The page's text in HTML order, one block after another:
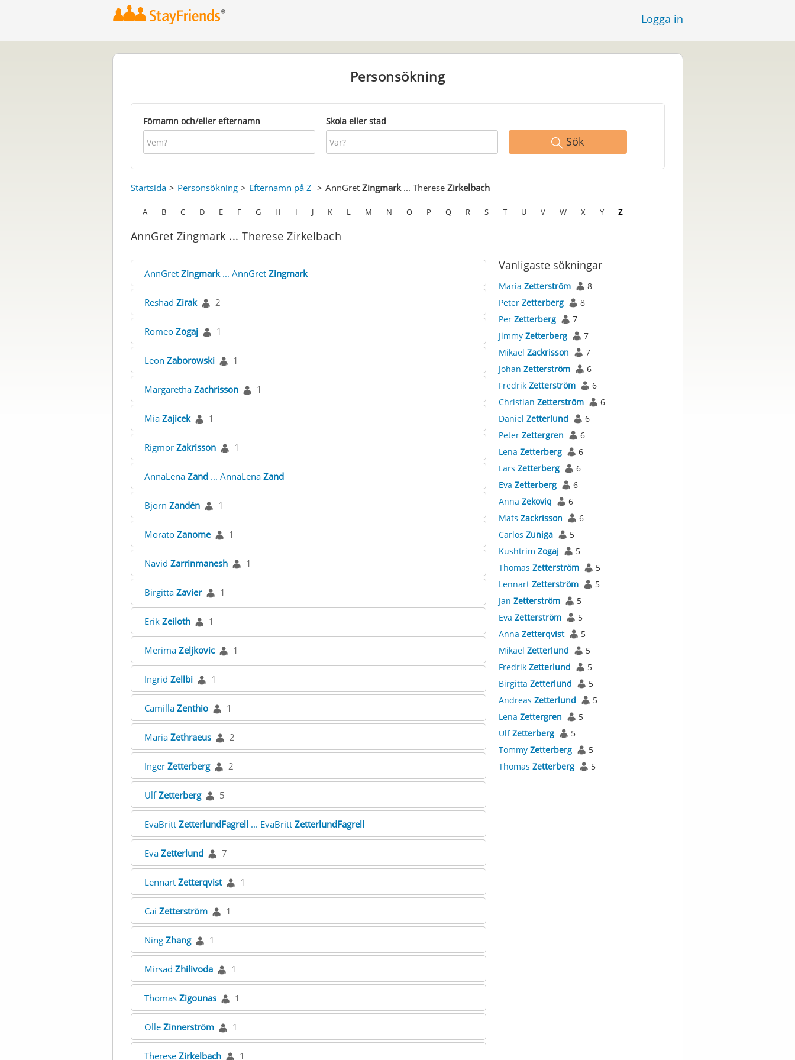
Logga in
Personsökning
Förnamn och/eller efternamn Skola eller stad
Sök
Startsida Personsökning Efternamn på Z AnnGret Zingmark... Therese Zirkelbach
A B C D E F G H I J K L M N O P Q R S T U V W X Y Z
AnnGret Zingmark ... Therese Zirkelbach
AnnGret Zingmark... AnnGret Zingmark
Reshad Zirak 2
Romeo Zogaj 1
Leon Zaborowski 1
Margaretha Zachrisson 1
Mia Zajicek 1
Rigmor Zakrisson 1
AnnaLena Zand... AnnaLena Zand
Björn Zandén 1
Morato Zanome 1
Navid Zarrinmanesh 1
Birgitta Zavier 1
Erik Zeiloth 1
Merima Zeljkovic 1
Ingrid Zellbi 1
Camilla Zenthio 1
Maria Zethraeus 2
Inger Zetterberg 2
UlfZetterberg 5
EvaBritt ZetterlundFagrell ... EvaBritt ZetterlundFagrell
Eva Zetterlund 7
Lennart Zetterqvist 1
Cai Zetterström 1
Ning Zhang 1
Mirsad Zhilivoda 1
Thomas Zigounas 1
Olle Zinnerström 1
Therese Zirkelbach 1
Vanligaste sökningar
Maria Zetterström
8
Peter Zetterberg
8
Per Zetterberg
7
Jimmy Zetterberg
7
Mikael Zackrisson
7
Johan Zetterström
6
Fredrik Zetterström
6
Christian Zetterström
6
Daniel Zetterlund
6
Peter Zettergren
6
Lena Zetterberg
6
Lars Zetterberg
6
Eva Zetterberg
6
Anna Zekoviq
6
Mats Zackrisson
6
Carlos Zuniga
5
Kushtrim Zogaj
5
Thomas Zetterström
5
Lennart Zetterström
5
Jan Zetterström
5
Eva Zetterström
5
Anna Zetterqvist
5
Mikael Zetterlund
5
Fredrik Zetterlund
5
Birgitta Zetterlund
5
Andreas Zetterlund
5
Lena Zettergren
5
UlfZetterberg
5
Tommy Zetterberg
5
Thomas Zetterberg 5